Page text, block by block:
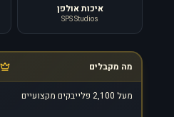
איכות אולפן
SPS Studios
מה מקבלים
מעל 2,100 פלייבקים מקצועיים